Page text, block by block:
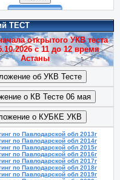
ТЕСТ
открытого УКВ теста
с 11 до 12 время
Астаны
по Павлодарской обл 2013г
по Павлодарской обл 2014г
по Павлодарской обл 2015г
по Павлодарской обл 2016г
по Павлодарской обл 2017г
по Павлодарской обл 2018г
по Павлодарской обл 2019г